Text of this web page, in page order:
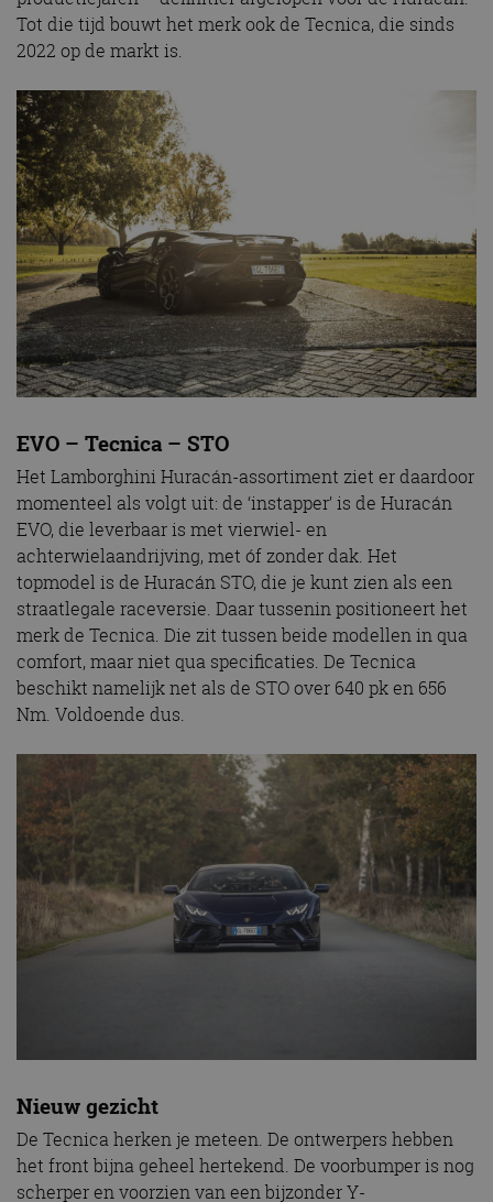
Tot die tijd bouwt het merk ook de Tecnica, die sinds
2022 op de markt is.
EVO – Tecnica – STO
Het Lamborghini Huracán-assortiment ziet er daardoor
momenteel als volgt uit: de ‘instapper’ is de Huracán
EVO, die leverbaar is met vierwiel- en
achterwielaandrijving, met óf zonder dak. Het
topmodel is de Huracán STO, die je kunt zien als een
straatlegale raceversie. Daar tussenin positioneert het
merk de Tecnica. Die zit tussen beide modellen in qua
comfort, maar niet qua specificaties. De Tecnica
beschikt namelijk net als de STO over 640 pk en 656
Nm. Voldoende dus.
Nieuw gezicht
De Tecnica herken je meteen. De ontwerpers hebben
het front bijna geheel hertekend. De voorbumper is nog
scherper en voorzien van een bijzonder Y-